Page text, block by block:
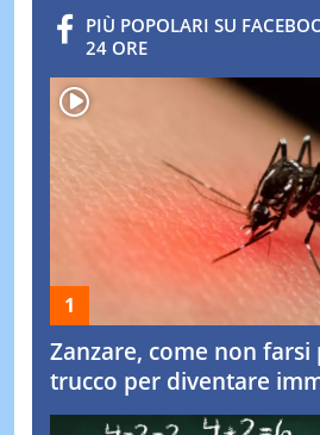
PIÙ POPOLARI SU
24 ORE
Zanzare, come non farsi
trucco per diventare